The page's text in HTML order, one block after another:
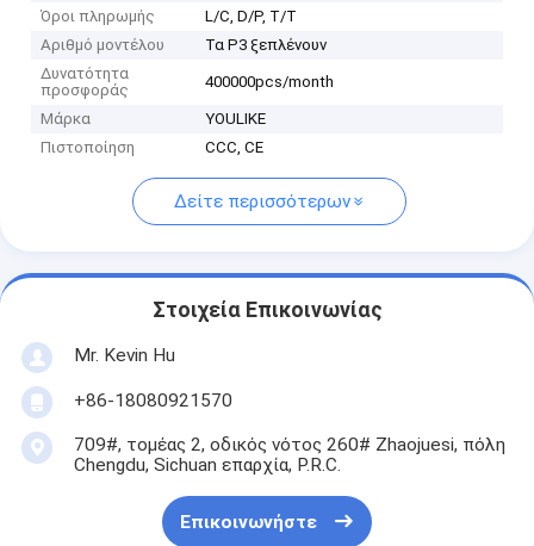
Όροι πληρωμής
L/C, D/P, T/T
Αριθμό μοντέλου
Τα P3 ξεπλένουν
Δυνατότητα
προσφοράς
400000pcs/month
Μάρκα
YOULIKE
Πιστοποίηση
CCC, CE
Δείτε περισσότερων
Στοιχεία Επικοινωνίας
Mr. Kevin Hu
+86-18080921570
709#, τομέας 2, οδικός νότος 260# Zhaojuesi, πόλη
Chengdu, Sichuan επαρχία, P.R.C.
Επικοινωνήστε